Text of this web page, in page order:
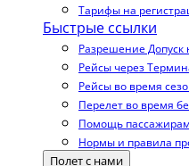
Тарифы на
Быстрые ссылки
Разрешение Допуск
Рейсы через
Рейсы во время
Перелет во время
Помощь
Нормы и правила
Полет с нами